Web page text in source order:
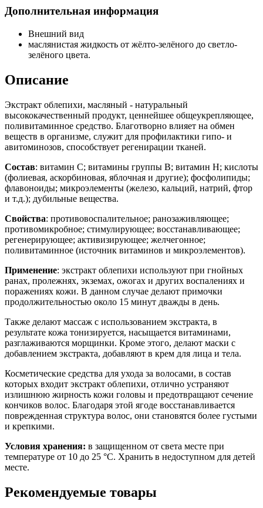
Дополнительная информация
Внешний вид
маслянистая жидкость от жёлто-зелёного до светло-
зелёного цвета.
Описание
Экстракт облепихи, масляный - натуральный
высококачественный продукт, ценнейшее общеукрепляющее,
поливитаминное средство. Благотворно влияет на обмен
веществ в организме, служит для профилактики гипо- и
авитоминозов, способствует регенирации тканей.
Состав: витамин С; витамины группы В; витамин Н; кислоты
(фолиевая, аскорбиновая, яблочная и другие); фосфолипиды;
флавоноиды; микроэлементы (железо, кальций, натрий, фтор
и т.д.); дубильные вещества.
Свойства: противовоспалительное; ранозаживляющее;
противомикробное; стимулирующее; восстанавливающее;
регенерирующее; активизирующее; желчегонное;
поливитаминное (источник витаминов и микроэлементов).
Применение: экстракт облепихи используют при гнойных
ранах, пролежнях, экземах, ожогах и других воспалениях и
поражениях кожи. В данном случае делают примочки
продолжительностью около 15 минут дважды в день.
Также делают массаж с использованием экстракта, в
результате кожа тонизируется, насыщается витаминами,
разглаживаются морщинки. Кроме этого, делают маски с
добавлением экстракта, добавляют в крем для лица и тела.
Косметические средства для ухода за волосами, в состав
которых входит экстракт облепихи, отлично устраняют
излишнюю жирность кожи головы и предотвращают сечение
кончиков волос. Благодаря этой ягоде восстанавливается
поврежденная структура волос, они становятся более густыми
и крепкими.
Условия хранения: в защищенном от света месте при
температуре от 10 до 25 °С. Хранить в недоступном для детей
месте.
Рекомендуемые товары